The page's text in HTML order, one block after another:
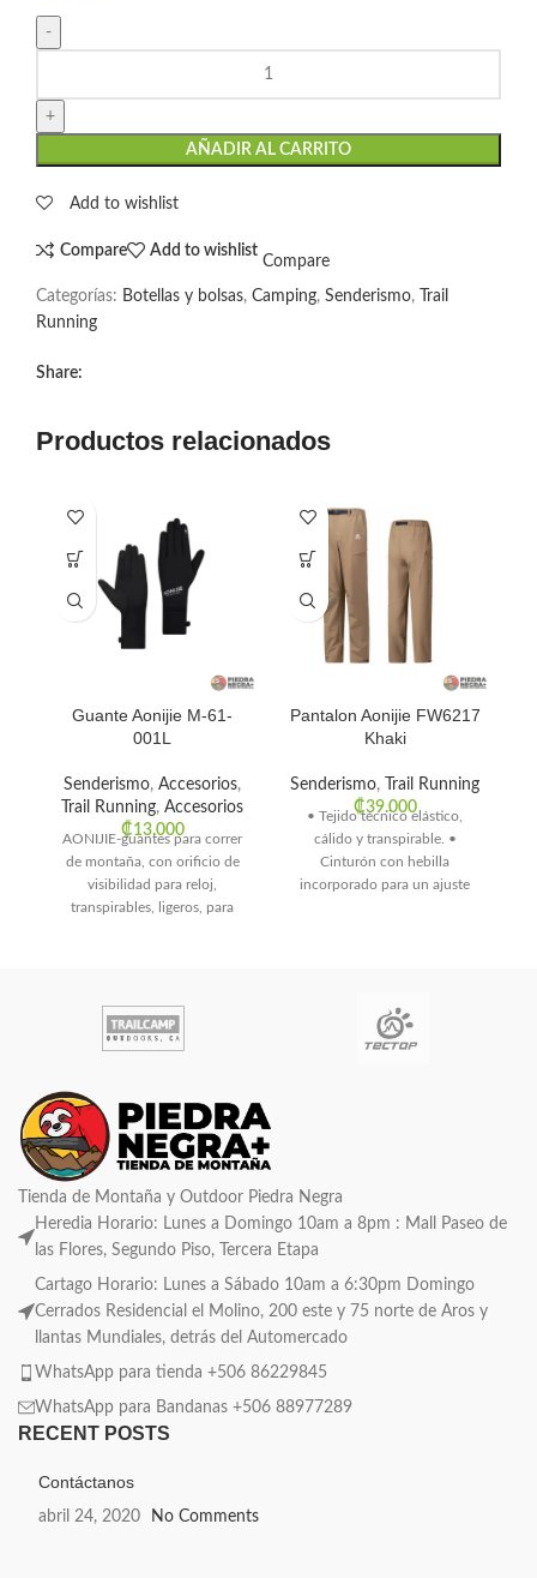
AÑADIR AL CARRITO
Add to wishlist
Compare Add to wishlist
Compare
Categorías: Botellas y bolsas, Camping, Senderismo,
Trail
Running
Share:
Productos relacionados
Guante Aonijie M-61-
001L
Senderismo, Accesorios,
Trail Running, Accesorios
₡13.000
AONIJIE-guantes para correr
de montaña, con orificio de
visibilidad para reloj,
transpirables, ligeros, para
Pantalon Aonijie FW6217
Khaki
Senderismo,
Trail Running
₡39.000
• Tejido técnico elástico,
cálido y transpirable. •
Cinturón con hebilla
incorporado para un ajuste
Tienda de Montaña y Outdoor Piedra Negra
Heredia Horario: Lunes a Domingo 10am a 8pm : Mall Paseo de
las Flores, Segundo Piso, Tercera Etapa
Cartago Horario: Lunes a Sábado 10am a 6:30pm Domingo
Cerrados Residencial el Molino, 200 este y 75 norte de Aros y
llantas Mundiales, detrás del Automercado
WhatsApp para tienda +506 86229845
WhatsApp para Bandanas +506 88977289
RECENT POSTS
Contáctanos
abril 24, 2020 No Comments